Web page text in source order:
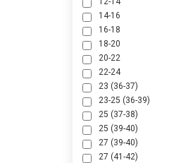
14-16
16-18
18-20
20-22
22-24
23 (36-37)
23-25 (36-39)
25 (37-38)
25 (39-40)
27 (39-40)
27 (41-42)